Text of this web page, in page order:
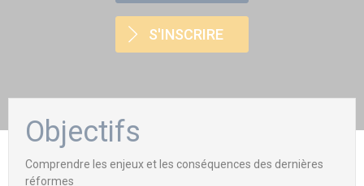
S'INSCRIRE
Objectifs
Comprendre les enjeux et les conséquences des dernières
réformes